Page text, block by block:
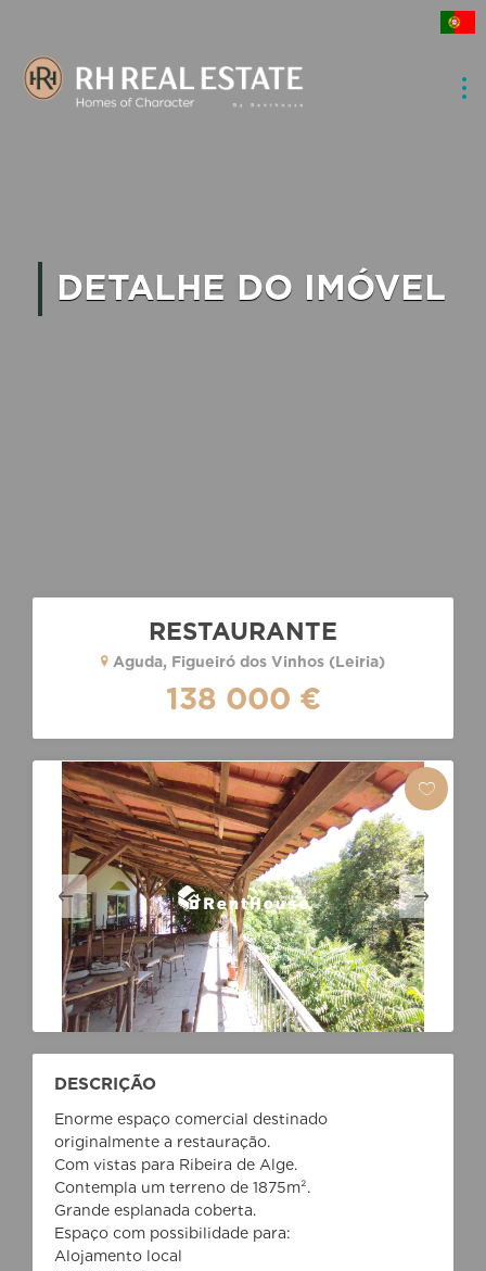
DETALHE DO IMÓVEL
RESTAURANTE
Aguda, Figueiró dos Vinhos (Leiria)
138 000 €
DESCRIÇÃO
Enorme espaço comercial destinado
originalmente a restauração.
Com vistas para Ribeira de Alge.
Contempla um terreno de 1875m².
Grande esplanada coberta.
Espaço com possibilidade para:
Alojamento local